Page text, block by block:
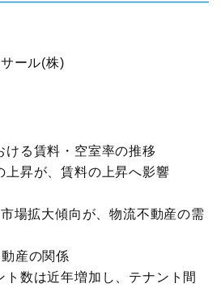
ール(株)
ける賃料・空室率の推移
上昇が、賃料の上昇へ影響
場拡大傾向が、物流不動産の需
産の関係
ト数は近年増加し、テナント間